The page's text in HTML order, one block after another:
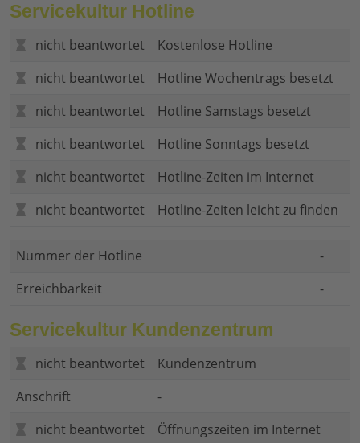
Servicekultur Hotline
nicht beantwortet
Kostenlose Hotline
nicht beantwortet
Hotline Wochentrags besetzt
nicht beantwortet
Hotline Samstags besetzt
nicht beantwortet
Hotline Sonntags besetzt
nicht beantwortet
Hotline-Zeiten im Internet
nicht beantwortet
Hotline-Zeiten leicht zu finden
Nummer der Hotline
-
Erreichbarkeit
-
Servicekultur Kundenzentrum
nicht beantwortet
Kundenzentrum
Anschrift
-
nicht beantwortet
Öffnungszeiten im Internet